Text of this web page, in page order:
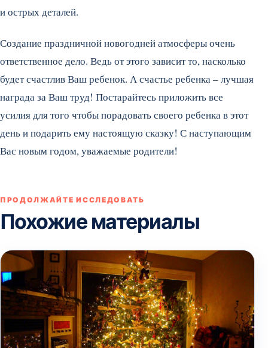
и острых деталей.
Создание праздничной новогодней атмосферы очень
ответственное дело. Ведь от этого зависит то, насколько
будет счастлив Ваш ребенок. А счастье ребенка – лучшая
награда за Ваш труд! Постарайтесь приложить все
усилия для того чтобы порадовать своего ребенка в этот
день и подарить ему настоящую сказку! С наступающим
Вас новым годом, уважаемые родители!
ПРОДОЛЖАЙТЕ ИССЛЕДОВАТЬ
Похожие материалы